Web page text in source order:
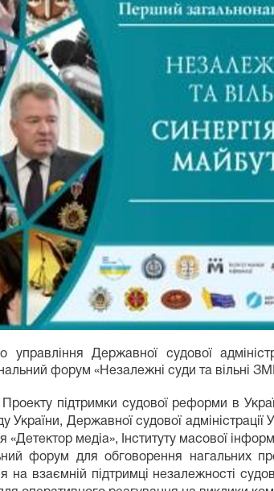
Державної судової
форум «Незалежні суди та вільні
підтримки судової реформи в
України, Державної судової
медіа», Інституту масової
форум для обговорення нагальних
на взаємній підтримці незалежності